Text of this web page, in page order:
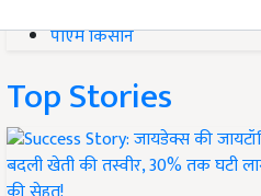
पीएम किसान
Top Stories